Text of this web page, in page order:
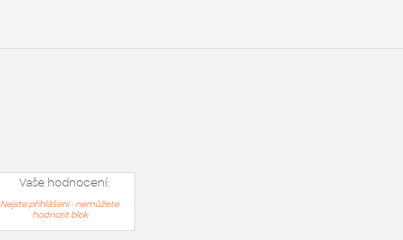
Vaše hodnocení:
Nejste přihlášeni - nemůžete
hodnotit blok